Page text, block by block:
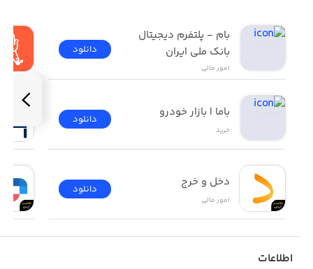
بانک ملی ایران
امور ‌مالی
دانلود
باما | بازار خودرو
خرید
دانلود
دخل و خرج
امور ‌مالی
دانلود
اطلاعات